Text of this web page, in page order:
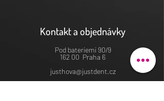
Kontakt a objednávky
Pod bateriemi 90/9
162 00 Praha 6
justhova@justdent.cz